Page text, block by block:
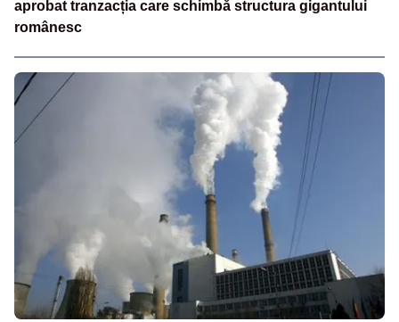
aprobat tranzacția care schimbă structura gigantului
românesc